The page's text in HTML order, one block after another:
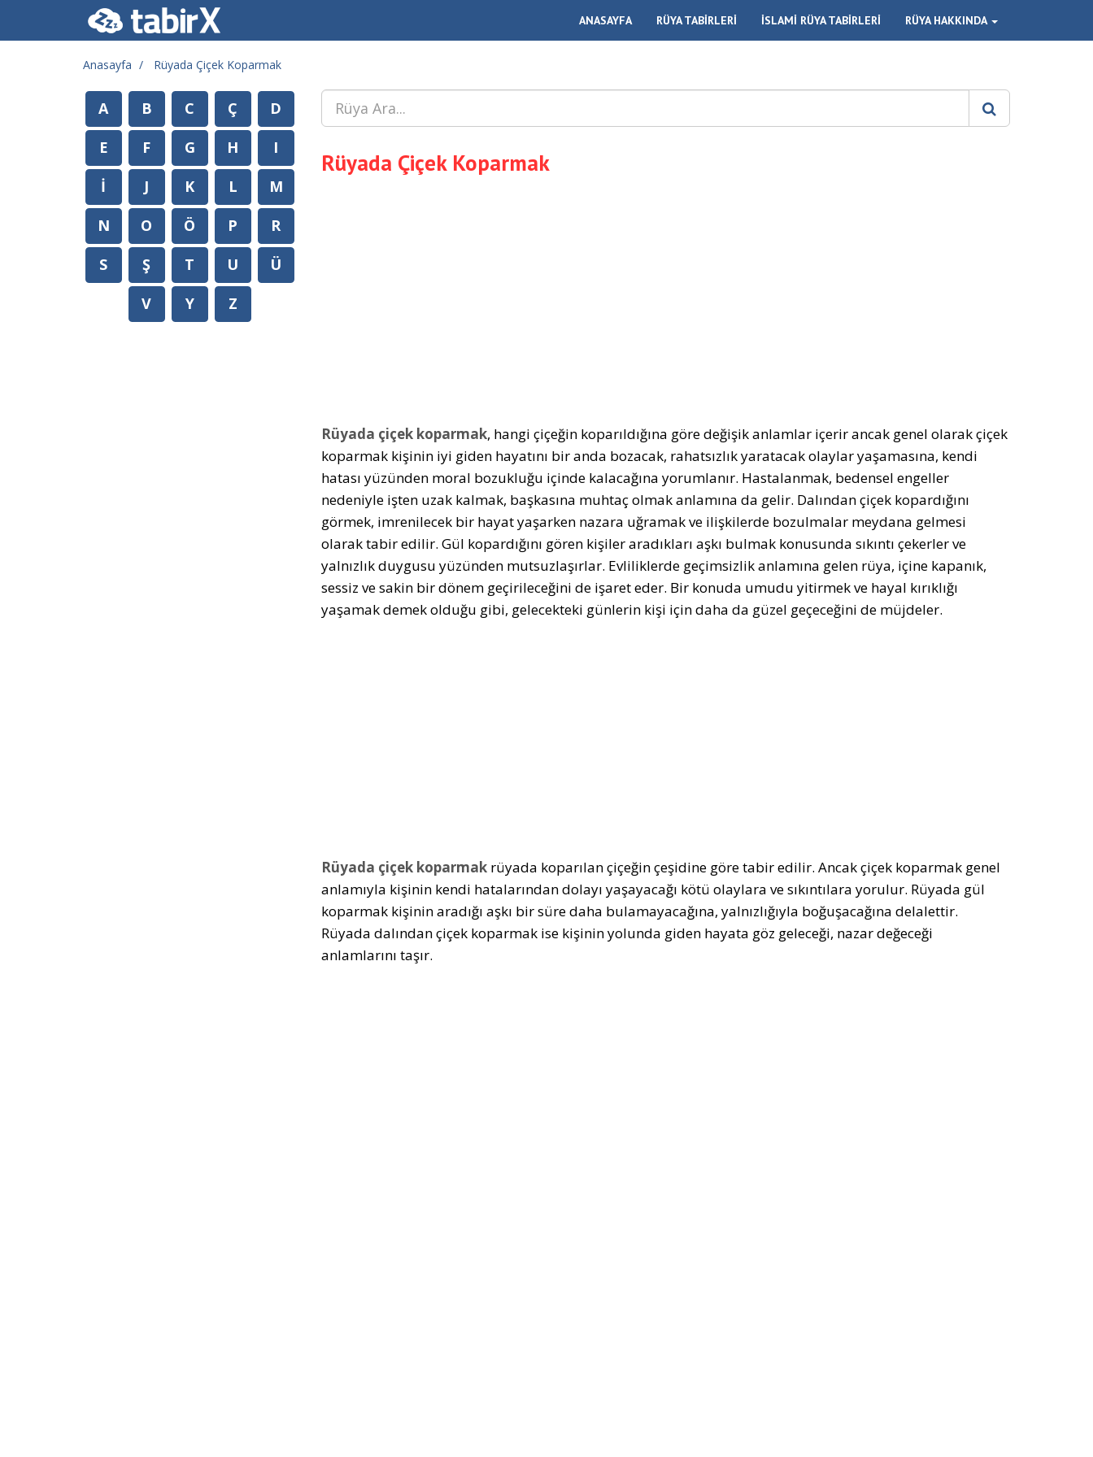
ANASAYFA RÜYA TABİRLERİ İSLAMİ RÜYA TABİRLERİ RÜYA HAKKINDA
Anasayfa Rüyada Çiçek Koparmak
Rüyada Çiçek Koparmak
Rüyada çiçek koparmak, hangi çiçeğin koparıldığına göre değişik anlamlar içerir ancak genel olarak çiçek
koparmak kişinin iyi giden hayatını bir anda bozacak, rahatsızlık yaratacak olaylar yaşamasına, kendi
hatası yüzünden moral bozukluğu içinde kalacağına yorumlanır. Hastalanmak, bedensel engeller
nedeniyle işten uzak kalmak, başkasına muhtaç olmak anlamına da gelir. Dalından çiçek kopardığını
görmek, imrenilecek bir hayat yaşarken nazara uğramak ve ilişkilerde bozulmalar meydana gelmesi
olarak tabir edilir. Gül kopardığını gören kişiler aradıkları aşkı bulmak konusunda sıkıntı çekerler ve
yalnızlık duygusu yüzünden mutsuzlaşırlar. Evliliklerde geçimsizlik anlamına gelen rüya, içine kapanık,
sessiz ve sakin bir dönem geçirileceğini de işaret eder. Bir konuda umudu yitirmek ve hayal kırıklığı
yaşamak demek olduğu gibi, gelecekteki günlerin kişi için daha da güzel geçeceğini de müjdeler.
Rüyada çiçek koparmakrüyada koparılan çiçeğin çeşidine göre tabir edilir. Ancak çiçek koparmak genel
anlamıyla kişinin kendi hatalarından dolayı yaşayacağı kötü olaylara ve sıkıntılara yorulur. Rüyada gül
koparmak kişinin aradığı aşkı bir süre daha bulamayacağına, yalnızlığıyla boğuşacağına delalettir.
Rüyada dalından çiçek koparmak ise kişinin yolunda giden hayata göz geleceği, nazar değeceği
anlamlarını taşır.
A B C Ç
D
E
F G H
I
İ
J K L
M
N
O Ö P
R
S
Ş T U
Ü
V
Y Z